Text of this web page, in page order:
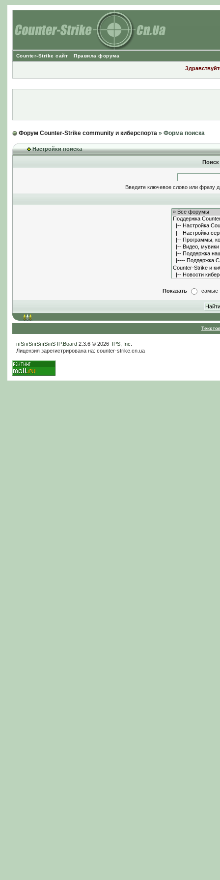
Counter-Strike сайт Правила форума
Форум Counter-Strike community и киберспорта» Форма поиска
Настройки поиска
Введите ключевое слово или фразу
Показать самые
пїЅпїЅпїЅпїЅпїЅ IP.Board2.3.6 © 2026 IPS, Inc
Лицензия зарегистрирована на: counter-strike.cn.ua